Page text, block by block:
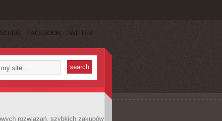
FACEBOOK TWITTER
rozwiązań, szybkich zakupów